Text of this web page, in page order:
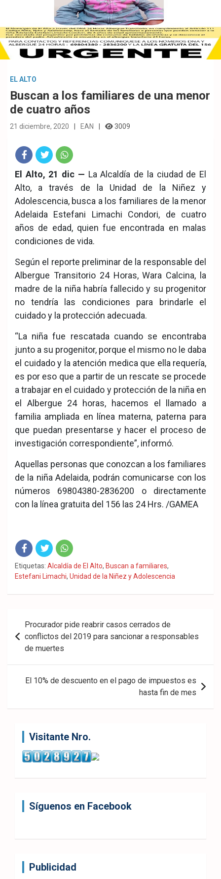
EL ALTO
Buscan a los familiares de una menor
de cuatro años
21 diciembre, 2020 EAN 3009
Fac
eb
ook
Twit
ter
Wha
tsA
pp
El Alto, 21 dic — La Alcaldía de la ciudad de El
Alto, a través de la Unidad de la Niñez y
Adolescencia, busca a los familiares de la menor
Adelaida Estefani Limachi Condori, de cuatro
años de edad, quien fue encontrada en malas
condiciones de vida.
Según el reporte preliminar de la responsable del
Albergue Transitorio 24 Horas, Wara Calcina, la
madre de la niña habría fallecido y su progenitor
no tendría las condiciones para brindarle el
cuidado y la protección adecuada.
“La niña fue rescatada cuando se encontraba
junto a su progenitor, porque el mismo no le daba
el cuidado y la atención medica que ella requería,
es por eso que a partir de un rescate se procede
a trabajar en el cuidado y protección de la niña en
el Albergue 24 horas, hacemos el llamado a
familia ampliada en línea materna, paterna para
que puedan presentarse y hacer el proceso de
investigación correspondiente”, informó.
Aquellas personas que conozcan a los familiares
de la niña Adelaida, podrán comunicarse con los
números 69804380-2836200 o directamente
con la línea gratuita del 156 las 24 Hrs. /GAMEA
Fac Twit Wha
tsA
Etiquetas: Alcaldía de El Alto, Buscan a familiares,
Estefani Limachi, Unidad de la Niñez y Adolescencia
Navegación
de
entradas
Procurador pide reabrir casos cerrados de
conflictos del 2019 para sancionar a responsables
de muertes
El 10% de descuento en el pago de impuestos es
hasta fin de mes
Visitante Nro.
Síguenos en Facebook
Publicidad